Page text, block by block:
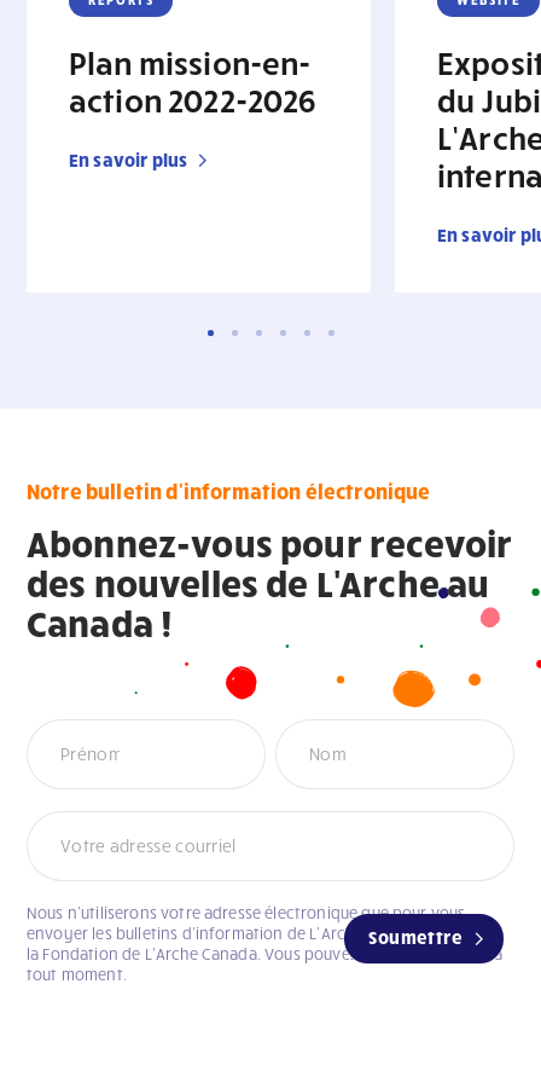
Plan mission-en-
action 2022-2026
En savoir plus
du
En savoir
Notre bulletin d'information électronique
Abonnez-vous pour recevoir
des nouvelles de L'Arche au
Canada !
Newsletter
Soumettre
Nous n’utiliserons votre adresse électronique que pour vous
envoyer les bulletins d’information de L’Arche Canada et celui de
la Fondation de L’Arche Canada. Vous pouvez vous désabonner à
tout moment.